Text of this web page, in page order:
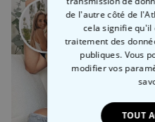
de l'autre côté de
cela signifie qu'il
traitement des
publiques. Vous
modifier vos
TOUT